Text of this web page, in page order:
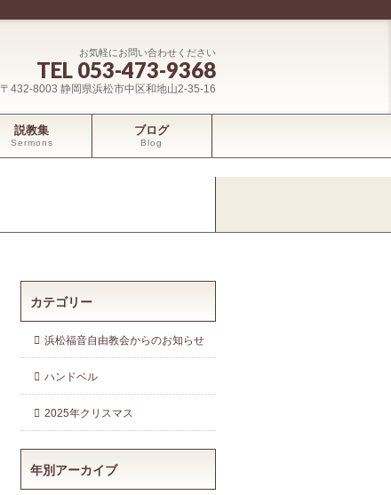
お気軽にお問い合わせください
TEL 053-473-9368
〒432-8003 静岡県浜松市中区和地山2-35-16
説教集
Sermons
ブログ
Blog
カテゴリー
浜松福音自由教会からのお知らせ
ハンドベル
2025年クリスマス
年別アーカイブ